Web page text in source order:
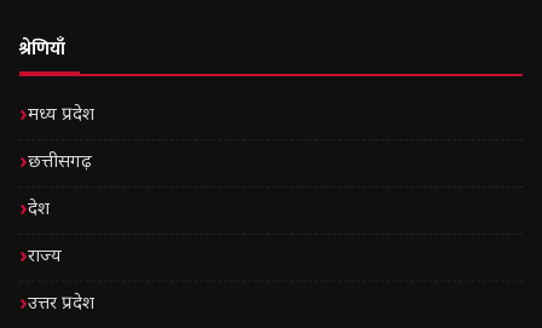
श्रेणियाँ
मध्य प्रदेश
छत्तीसगढ़
देश
राज्य
उत्तर प्रदेश